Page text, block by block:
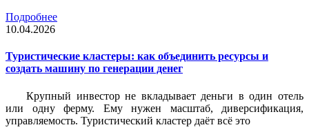
Подробнее
10.04.2026
Туристические кластеры: как объединить ресурсы и
создать машину по генерации денег
Крупный инвестор не вкладывает деньги в один отель
или одну ферму. Ему нужен масштаб, диверсификация,
управляемость. Туристический кластер даёт всё это